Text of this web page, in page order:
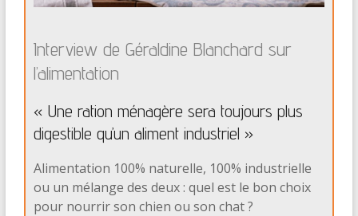
Interview de Géraldine Blanchard sur
l’alimentation
« Une ration ménagère sera toujours plus
digestible qu’un aliment industriel »
Alimentation 100% naturelle, 100% industrielle
ou un mélange des deux : quel est le bon choix
pour nourrir son chien ou son chat ?